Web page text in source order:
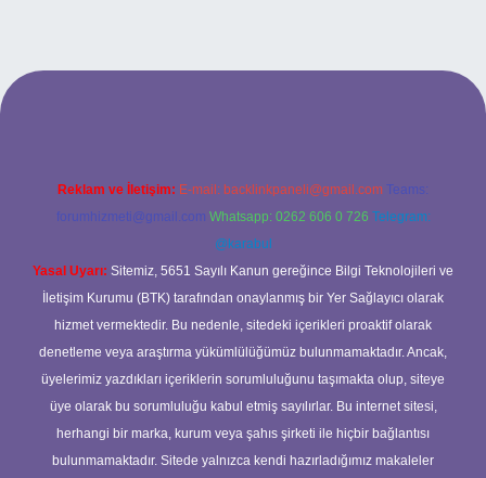
giriş adresi
Reklam ve İletişim: E-mail: backlinkpaneli@gmail.com Teams:
forumhizmeti@gmail.com Whatsapp: 0262 606 0 726 Telegram:
@karabul
Yasal Uyarı: Sitemiz, 5651 Sayılı Kanun gereğince Bilgi Teknolojileri ve
İletişim Kurumu (BTK) tarafından onaylanmış bir Yer Sağlayıcı olarak
hizmet vermektedir. Bu nedenle, sitedeki içerikleri proaktif olarak
denetleme veya araştırma yükümlülüğümüz bulunmamaktadır. Ancak,
üyelerimiz yazdıkları içeriklerin sorumluluğunu taşımakta olup, siteye
üye olarak bu sorumluluğu kabul etmiş sayılırlar. Bu internet sitesi,
herhangi bir marka, kurum veya şahıs şirketi ile hiçbir bağlantısı
bulunmamaktadır. Sitede yalnızca kendi hazırladığımız makaleler